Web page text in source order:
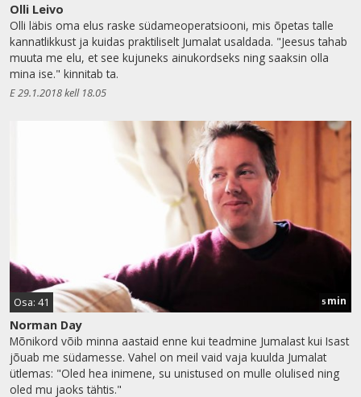
Olli Leivo
Olli läbis oma elus raske südameoperatsiooni, mis õpetas talle
kannatlikkust ja kuidas praktiliselt Jumalat usaldada. "Jeesus tahab
muuta me elu, et see kujuneks ainukordseks ning saaksin olla
mina ise." kinnitab ta.
E 29.1.2018 kell 18.05
Osa: 41 5 min
Norman Day
Mõnikord võib minna aastaid enne kui teadmine Jumalast kui Isast
jõuab me südamesse. Vahel on meil vaid vaja kuulda Jumalat
ütlemas: "Oled hea inimene, su unistused on mulle olulised ning
oled mu jaoks tähtis."